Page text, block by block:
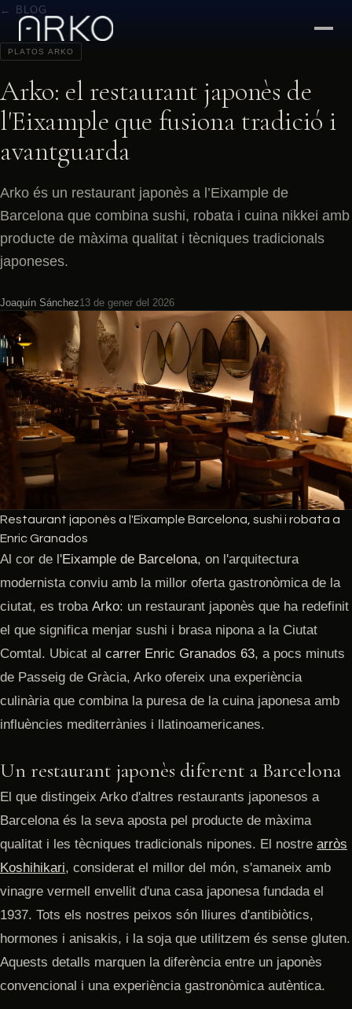
← BLOG
PLATOS ARKO
Arko: el restaurant japonès de
l'Eixample que fusiona tradició i
avantguarda
Arko és un restaurant japonès a l’Eixample de
Barcelona que combina sushi, robata i cuina nikkei amb
producte de màxima qualitat i tècniques tradicionals
japoneses.
Joaquín Sánchez13 de gener del 2026
Restaurant japonès a l'Eixample Barcelona, sushi i robata a
Enric Granados
Al cor de l'Eixample de Barcelona, on l'arquitectura
modernista conviu amb la millor oferta gastronòmica de la
ciutat, es troba Arko: un restaurant japonès que ha redefinit
el que significa menjar sushi i brasa nipona a la Ciutat
Comtal. Ubicat al carrer Enric Granados 63, a pocs minuts
de Passeig de Gràcia, Arko ofereix una experiència
culinària que combina la puresa de la cuina japonesa amb
influències mediterrànies i llatinoamericanes.
Un restaurant japonès diferent a Barcelona
El que distingeix Arko d'altres restaurants japonesos a
Barcelona és la seva aposta pel producte de màxima
qualitat i les tècniques tradicionals nipones. El nostre arròs
Koshihikari, considerat el millor del món, s'amaneix amb
vinagre vermell envellit d'una casa japonesa fundada el
1937. Tots els nostres peixos són lliures d'antibiòtics,
hormones i anisakis, i la soja que utilitzem és sense gluten.
Aquests detalls marquen la diferència entre un japonès
convencional i una experiència gastronòmica autèntica.